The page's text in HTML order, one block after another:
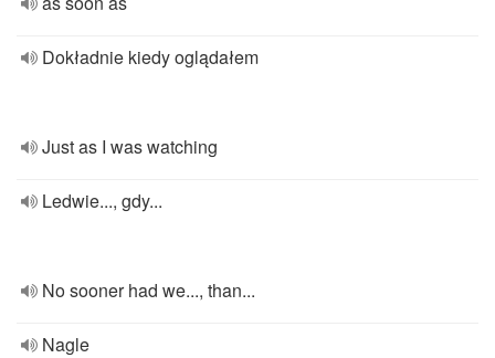
Dokładnie kiedy oglądałem
Just as I was watching
Ledwie..., gdy...
No sooner had we..., than...
Nagle